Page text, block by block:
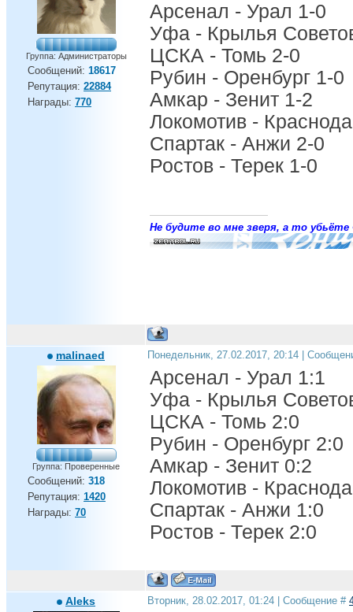
Группа: Администраторы
Сообщений: 18617
Репутация: 22884
Награды: 770
Арсенал - Урал 1-0
Уфа - Крылья
ЦСКА - Томь 2-0
Рубин - Оренбург 1-0
Амкар - Зенит 1-2
Локомотив -
Спартак - Анжи 2-0
Ростов - Терек 1-0
Не будите во мне зверя, а то убьёте
malinaed
Группа: Проверенные
Сообщений: 318
Репутация: 1420
Награды: 70
Понедельник, 27.02.2017, 20:14 |
Арсенал - Урал 1:1
Уфа - Крылья
ЦСКА - Томь 2:0
Рубин - Оренбург 2:0
Амкар - Зенит 0:2
Локомотив -
Спартак - Анжи 1:0
Ростов - Терек 2:0
Aleks Вторник, 28.02.2017, 01:24 | Сообщение #